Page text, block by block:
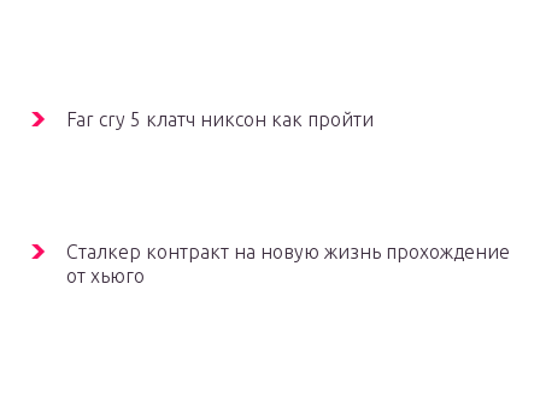
Far cry 5 клатч никсон как пройти
Сталкер контракт на новую жизнь прохождение
от хьюго